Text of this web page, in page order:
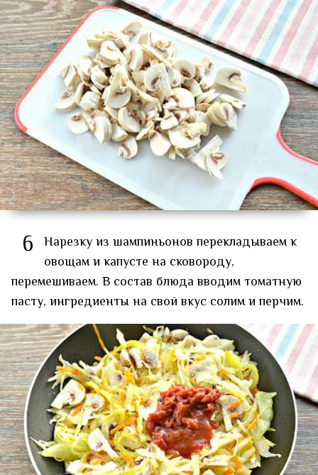
6 Нарезку из шампиньонов перекладываем к
овощам и капусте на сковороду,
перемешиваем. В состав блюда вводим томатную
пасту, ингредиенты на свой вкус солим и перчим.